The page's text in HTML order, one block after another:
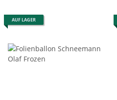
AUF LAGER